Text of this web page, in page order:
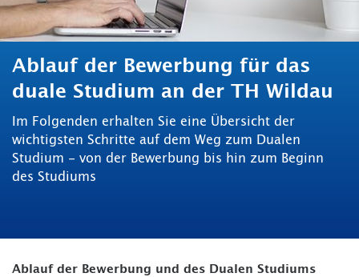
Ablauf der Bewerbung für das
duale Studium an der TH Wildau
Im Folgenden erhalten Sie eine Übersicht der
wichtigsten Schritte auf dem Weg zum Dualen
Studium - von der Bewerbung bis hin zum Beginn
des Studiums
Ablauf der Bewerbung und des Dualen Studiums